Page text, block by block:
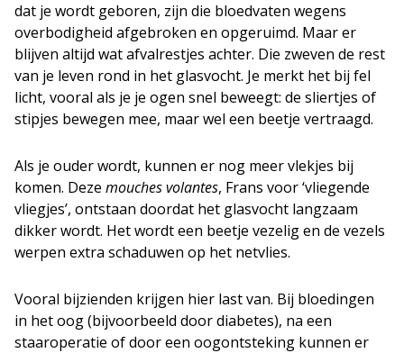
dat je wordt geboren, zijn die bloedvaten wegens
overbodigheid afgebroken en opgeruimd. Maar er
blijven altijd wat afvalrestjes achter. Die zweven de rest
van je leven rond in het glasvocht. Je merkt het bij fel
licht, vooral als je je ogen snel beweegt: de sliertjes of
stipjes bewegen mee, maar wel een beetje vertraagd.
Als je ouder wordt, kunnen er nog meer vlekjes bij
komen. Deze mouches volantes, Frans voor ‘vliegende
vliegjes’, ontstaan doordat het glasvocht langzaam
dikker wordt. Het wordt een beetje vezelig en de vezels
werpen extra schaduwen op het netvlies.
Vooral bijzienden krijgen hier last van. Bij bloedingen
in het oog (bijvoorbeeld door diabetes), na een
staaroperatie of door een oogontsteking kunnen er